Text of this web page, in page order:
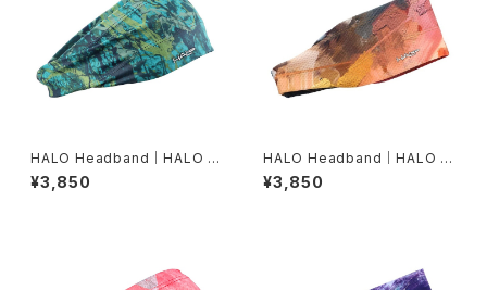
HALO Headband｜HALO バ
ンディット JP（Movas）
¥3,850
HALO Headband｜HALO バ
ンディット JP（Air modern oi
l）
¥3,850